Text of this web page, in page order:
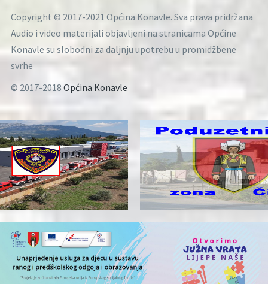
Copyright © 2017-2021 Općina Konavle. Sva prava pridržana
Audio i video materijali objavljeni na stranicama Općine
Konavle su slobodni za daljnju upotrebu u promidžbene
svrhe
© 2017-2018 Općina Konavle